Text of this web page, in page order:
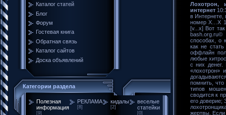
Каталог статей
Блог
Форум
Гостевая книга
Обратная связь
Каталог сайтов
Доска объявлений
Категории раздела
Полезная
информация
[9]
РЕКЛАМА
[8]
кидалы
[2]
веселые
статейки
[0]
Лохотрон,
интернет
в Интернете,
номер X…X
[v...x] Вот
bash.org.ru©
способах, о
как не
оффлайн
любые
с них
«лохотрон»
помнить,
типов
сводится к
его доверие;
жертвы. Если